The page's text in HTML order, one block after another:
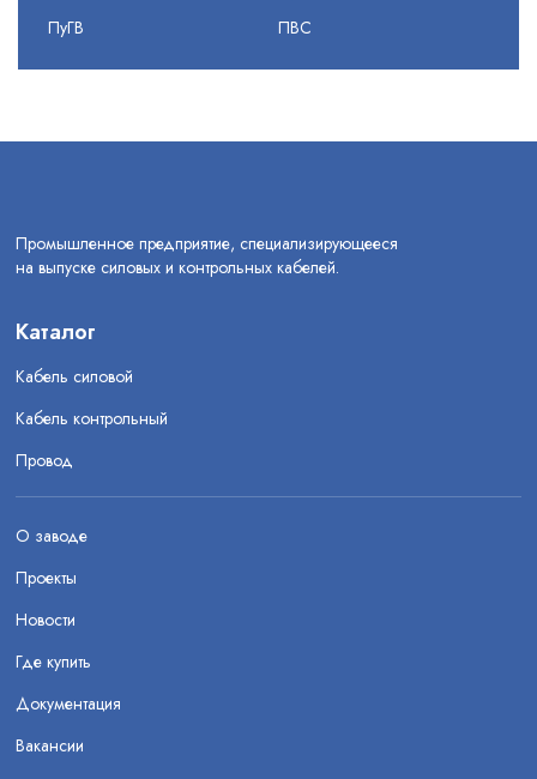
ПуГВ
ПВС
Промышленное предприятие, специализирующееся
на выпуске силовых и контрольных кабелей.
Каталог
Кабель силовой
Кабель контрольный
Провод
О заводе
Проекты
Новости
Где купить
Документация
Вакансии